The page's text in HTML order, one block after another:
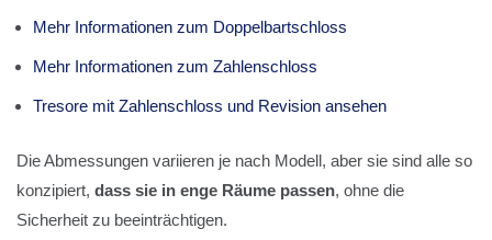
Mehr Informationen zum Doppelbartschloss
Mehr Informationen zum Zahlenschloss
Tresore mit Zahlenschloss und Revision ansehen
Die Abmessungen variieren je nach Modell, aber sie sind alle so
konzipiert, dass sie in enge Räume passen, ohne die
Sicherheit zu beeinträchtigen.